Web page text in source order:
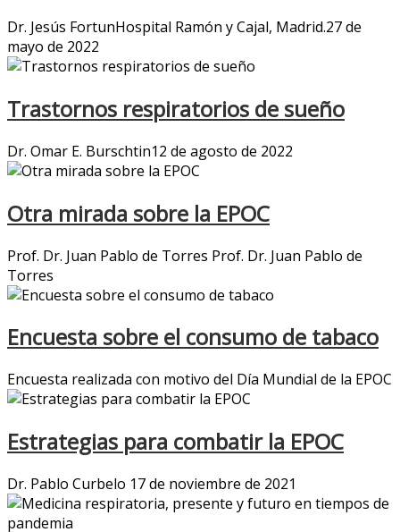
Dr. Jesús FortunHospital Ramón y Cajal, Madrid.27 de
mayo de 2022
Trastornos respiratorios de sueño
Dr. Omar E. Burschtin12 de agosto de 2022
Otra mirada sobre la EPOC
Prof. Dr. Juan Pablo de Torres Prof. Dr. Juan Pablo de
Torres
Encuesta sobre el consumo de tabaco
Encuesta realizada con motivo del Día Mundial de la EPOC
Estrategias para combatir la EPOC
Dr. Pablo Curbelo 17 de noviembre de 2021